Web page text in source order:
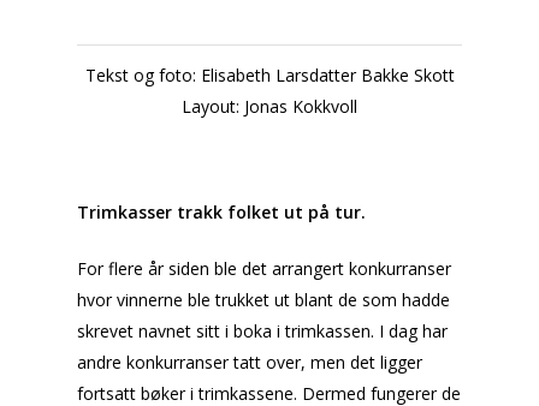
Tekst og foto: Elisabeth Larsdatter Bakke Skott
Layout: Jonas Kokkvoll
Trimkasser trakk folket ut på tur.
For flere år siden ble det arrangert konkurranser
hvor vinnerne ble trukket ut blant de som hadde
skrevet navnet sitt i boka i trimkassen. I dag har
andre konkurranser tatt over, men det ligger
fortsatt bøker i trimkassene. Dermed fungerer de